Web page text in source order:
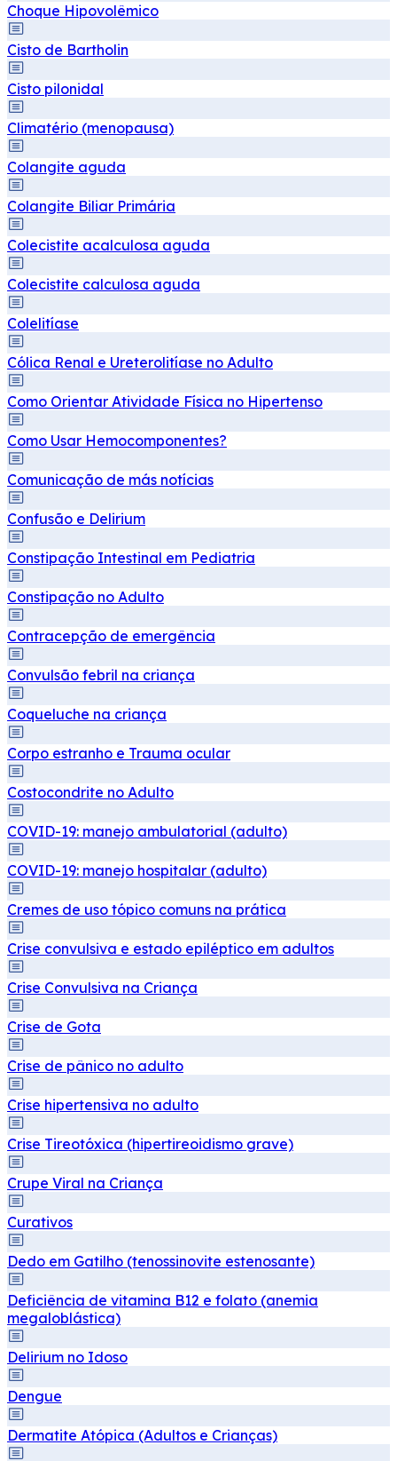
Choque Hipovolêmico
Cisto de Bartholin
Cisto pilonidal
Climatério (menopausa)
Colangite aguda
Colangite Biliar Primária
Colecistite acalculosa aguda
Colecistite calculosa aguda
Colelitíase
Cólica Renal e Ureterolitíase no Adulto
Como Orientar Atividade Física no Hipertenso
Como Usar Hemocomponentes?
Comunicação de más notícias
Confusão e Delirium
Constipação Intestinal em Pediatria
Constipação no Adulto
Contracepção de emergência
Convulsão febril na criança
Coqueluche na criança
Corpo estranho e Trauma ocular
Costocondrite no Adulto
COVID-19: manejo ambulatorial (adulto)
COVID-19: manejo hospitalar (adulto)
Cremes de uso tópico comuns na prática
Crise convulsiva e estado epiléptico em adultos
Crise Convulsiva na Criança
Crise de Gota
Crise de pânico no adulto
Crise hipertensiva no adulto
Crise Tireotóxica (hipertireoidismo grave)
Crupe Viral na Criança
Curativos
Dedo em Gatilho (tenossinovite estenosante)
Deficiência de vitamina B12 e folato (anemia
megaloblástica)
Delirium no Idoso
Dengue
Dermatite Atópica (Adultos e Crianças)